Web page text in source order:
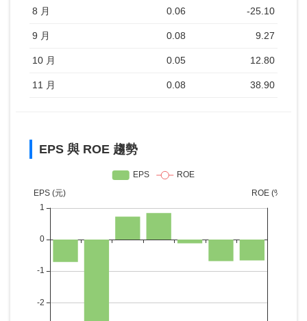
8 月 0.06 -25.10
9 月 0.08 9.27
10 月 0.05 12.80
11 月 0.08 38.90
EPS 與 ROE 趨勢